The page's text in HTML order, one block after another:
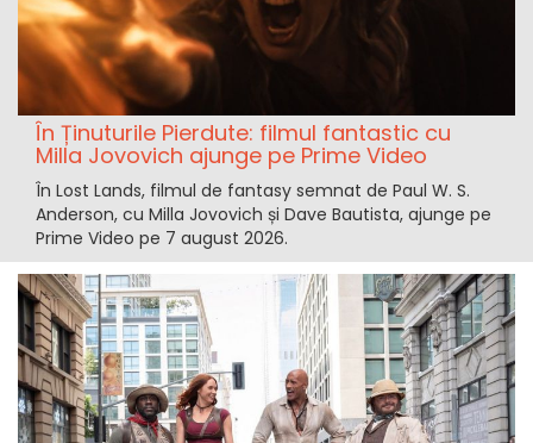
În Ținuturile Pierdute: filmul fantastic cu
Milla Jovovich ajunge pe Prime Video
În Lost Lands, filmul de fantasy semnat de Paul W. S.
Anderson, cu Milla Jovovich și Dave Bautista, ajunge pe
Prime Video pe 7 august 2026.